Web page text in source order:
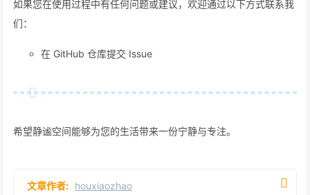
如果您在使用过程中有任何问题或建议，欢迎通过以下方式联系我
们：
在 GitHub 仓库提交 Issue
希望静谧空间能够为您的生活带来一份宁静与专注。
文章作者: houxiaozhao